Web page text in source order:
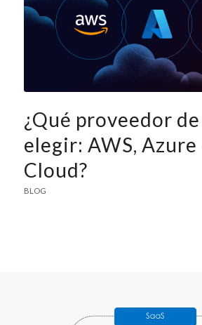
¿Qué proveedor
elegir: AWS, Azure
Cloud?
BLOG